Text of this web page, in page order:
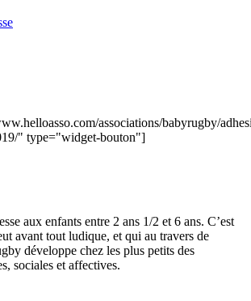
associations/babyrugby/
" type="widget-bouton"]
aux enfants entre 2 ans 1/2 et 6 ans. C’est
avant tout ludique, et qui au travers de
développe chez les plus petits des
sociales et affectives.